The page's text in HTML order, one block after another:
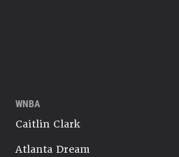
WNBA
Caitlin Clark
Atlanta Dream